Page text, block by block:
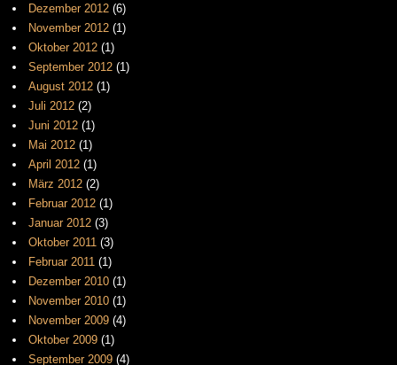
Dezember 2012 (6)
November 2012 (1)
Oktober 2012 (1)
September 2012 (1)
August 2012 (1)
Juli 2012 (2)
Juni 2012 (1)
Mai 2012 (1)
April 2012 (1)
März 2012 (2)
Februar 2012 (1)
Januar 2012 (3)
Oktober 2011 (3)
Februar 2011 (1)
Dezember 2010 (1)
November 2010 (1)
November 2009 (4)
Oktober 2009 (1)
September 2009 (4)